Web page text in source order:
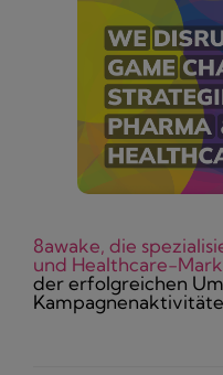
8awake, die
und Healthcare-
der erfolgreichen